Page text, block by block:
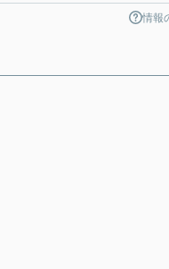
情報